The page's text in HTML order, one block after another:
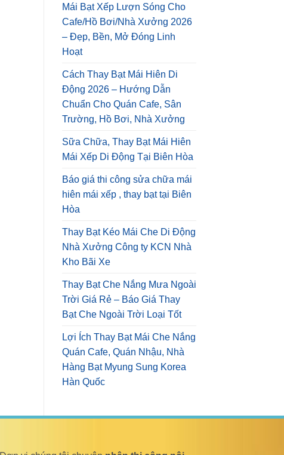
Mái Bạt Xếp Lượn Sóng Cho
Cafe/Hồ Bơi/Nhà Xưởng 2026
– Đẹp, Bền, Mở Đóng Linh
Hoạt
Cách Thay Bạt Mái Hiên Di
Động 2026 – Hướng Dẫn
Chuẩn Cho Quán Cafe, Sân
Trường, Hồ Bơi, Nhà Xưởng
Sữa Chữa, Thay Bạt Mái Hiên
Mái Xếp Di Động Tại Biên Hòa
Báo giá thi công sửa chữa mái
hiên mái xếp , thay bạt tại Biên
Hòa
Thay Bạt Kéo Mái Che Di Động
Nhà Xưởng Công ty KCN Nhà
Kho Bãi Xe
Thay Bạt Che Nắng Mưa Ngoài
Trời Giá Rẻ – Báo Giá Thay
Bạt Che Ngoài Trời Loại Tốt
Lợi Ích Thay Bạt Mái Che Nắng
Quán Cafe, Quán Nhậu, Nhà
Hàng Bạt Myung Sung Korea
Hàn Quốc